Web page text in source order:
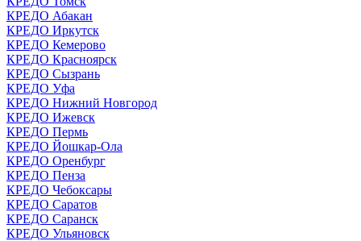
КРЕДО Абакан
КРЕДО Иркутск
КРЕДО Кемерово
КРЕДО Красноярск
КРЕДО Сызрань
КРЕДО Уфа
КРЕДО Нижний Новгород
КРЕДО Ижевск
КРЕДО Пермь
КРЕДО Йошкар-Ола
КРЕДО Оренбург
КРЕДО Пенза
КРЕДО Чебоксары
КРЕДО Саратов
КРЕДО Саранск
КРЕДО Ульяновск